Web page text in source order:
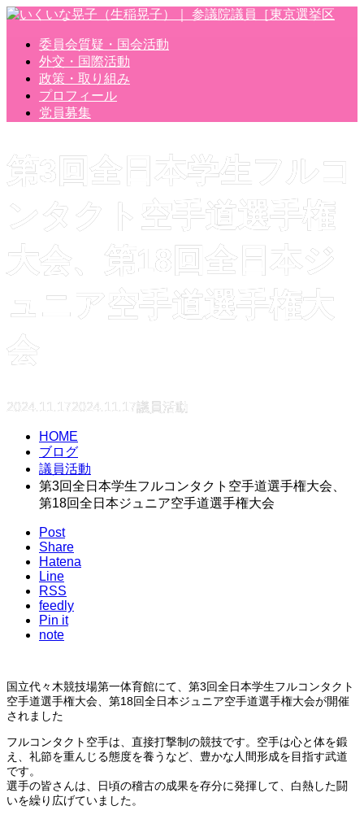
委員会質疑・国会活動
外交・国際活動
政策・取り組み
プロフィール
党員募集
第3回全日本学生フルコ
ンタクト空手道選手権
大会、第18回全日本ジ
ュニア空手道選手権大
会
2024.11.172024.11.17議員活動
HOME
ブログ
議員活動
第3回全日本学生フルコンタクト空手道選手権大会、
第18回全日本ジュニア空手道選手権大会
Post
Share
Hatena
Line
RSS
feedly
Pin it
note
国立代々木競技場第一体育館にて、第3回全日本学生フルコンタクト
空手道選手権大会、第18回全日本ジュニア空手道選手権大会が開催
されました
フルコンタクト空手は、直接打撃制の競技です。空手は心と体を鍛
え、礼節を重んじる態度を養うなど、豊かな人間形成を目指す武道
です。
選手の皆さんは、日頃の稽古の成果を存分に発揮して、白熱した闘
いを繰り広げていました。